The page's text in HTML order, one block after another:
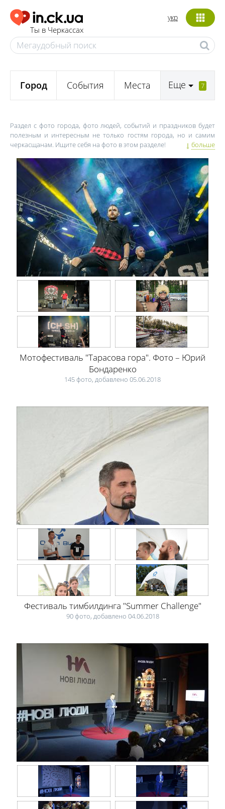
Ты в Черкассах
укр
Город События Места Еще 7
Раздел с фото города, фото людей, событий и праздников будет
полезным и интересным не только гостям города, но и самим
черкасщанам. Ищите себя на фото в этом разделе!
интересные фото парков, скверов и исторических мест – здесь
собраны лучшие снимки города и Черкасской области.
Популярные фото, кроме раздела с фотоотчетами Черкасс,
попадают в социальные сети проекта in.ck.ua. Вы легко можете
попасть в объективы камер наших фотографов.
Фото мероприятий появляются в разделе максимально быстро:
фото спортивных мероприятий, актуальные фото с концертов,
представлений, спектаклей, шоу, городских праздников – ищите
свои фото со всех значимых событий Черкасс. Фотоотчеты
Черкасс – это исключительно положительные эмоции,
интересные перфомансы, красивые пейзажи и архитектура.
Жизнь Черкасс в фотографиях – для тех, кто хочет сохранить
самые яркие воспоминания о родном городе.
больше
Мотофестиваль "Тарасова гора". Фото – Юрий
Бондаренко
145 фото, добавлено 05.06.2018
Фестиваль тимбилдинга "Summer Challenge"
90 фото, добавлено 04.06.2018